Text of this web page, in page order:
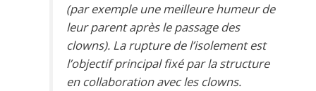
(par exemple une meilleure humeur de
leur parent après le passage des
clowns). La rupture de l’isolement est
l’objectif principal fixé par la structure
en collaboration avec les clowns.